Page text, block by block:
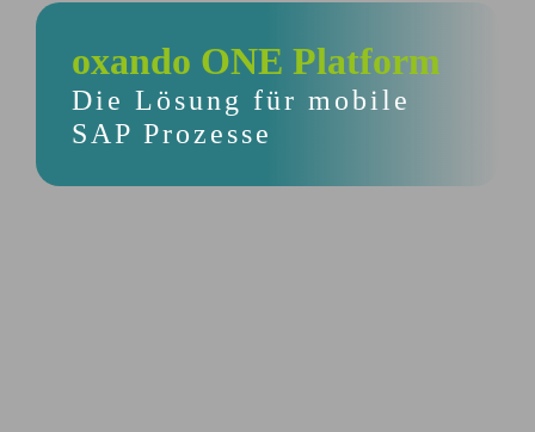
oxando ONE Platform
Die Lösung für mobile
SAP Prozesse